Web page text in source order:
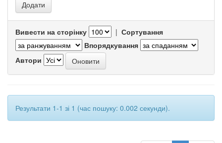
Вивести на сторінку | Сортування
Впорядкування
Автори
Результати 1-1 зі 1 (час пошуку: 0.002 секунди).